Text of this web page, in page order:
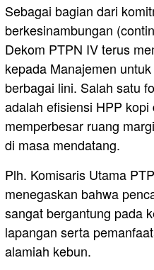
Sebagai bagian dari
berkesinambungan
Dekom PTPN IV terus
kepada Manajemen
berbagai lini. Salah satu
adalah efisiensi HPP
memperbesar ruang
di masa mendatang.
Plh. Komisaris Utama
menegaskan bahwa
sangat bergantung pada
lapangan serta
alamiah kebun.